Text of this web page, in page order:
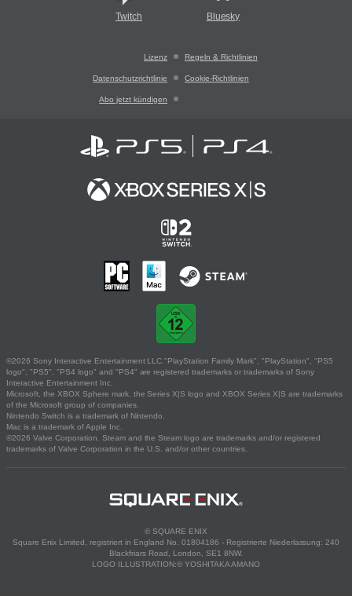
Twitch Bluesky
Lizenz Regeln & Richtlinien
Datenschutzrichtlinie Cookie-Richtlinien
Abo jetzt kündigen
©2026 Sony Interactive Entertainment LLC."PlayStation Family Mark", "PlayStation", "PS5
logo", "PS5", "PS4 logo" and "PS4" are registered trademarks or trademarks of Sony
Interactive Entertainment Inc.
Microsoft, the XBOX Sphere mark, the Series X|S logo and XBOX Series X|S are trademarks
of the Microsoft group of companies.
Nintendo Switch is a trademark of Nintendo.
Mac is a trademark of Apple Inc.
©2026 Valve Corporation. Steam and the Steam logo are trademarks and/or registered
trademarks of Valve Corporation in the U.S. and/or other countries.
© SQUARE ENIX
Square Enix Limited, registriert in England No. 01804186 - Registrierte Niederlassung: 240
Blackfriars Road, London, SE1 8NW.
LOGO ILLUSTRATION:© YOSHITAKA AMANO